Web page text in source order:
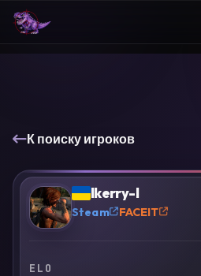
К поиску игроков
? Ikerry-I
Steam FACEIT
ELO